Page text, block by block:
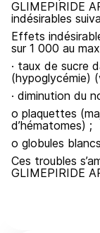
GLIMEPIRIDE
indésirables
Effets
sur 1 000 au
· taux de sucre
(hypoglycémie)
· diminution du
o plaquettes
d’hématomes) ;
o globules
Ces troubles
GLIMEPIRIDE